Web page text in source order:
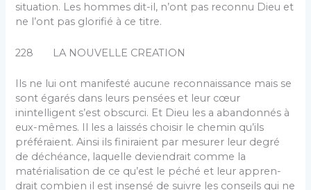
situa­tion. Les hommes dit-il, n’ont pas reconnu Dieu et
ne l’ont pas glorifié à ce titre.
228 LA NOUVELLE CREATION
Ils ne lui ont manifesté aucune reconnaissance mais se
sont égarés dans leurs pensées et leur cœur
inintelligent s’est obscurci. Et Dieu les a abandonnés à
eux-mêmes. Il les a laissés choisir le chemin qu’ils
préféraient. Ainsi ils finiraient par mesurer leur degré
de déchéance, laquelle deviendrait comme la
matérialisation de ce qu’est le péché et leur appren­
drait combien il est insensé de suivre les conseils qui ne